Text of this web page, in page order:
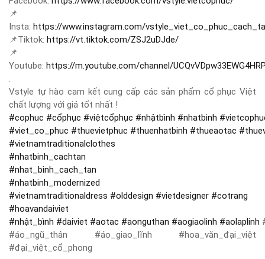
📌
Insta: https://www.instagram.com/
📌Tiktok: https://vt.tiktok.com/ZSJ2uDJde/
📌
Youtube: https://m.youtube.com/channel/
.
Vstyle tự hào cam kết cung cấp các sản phẩm cổ phục Việt
chất lượng với giá tốt nhất !
#cophuc #cổphục #việtcổphục #nhậtbình #nhatbinh #
#viet_co_phuc #thuevietphuc #thuenhatbinh #thueaotac #
#vietnamtraditionalclothes
#nhatbinh_cachtan
#nhat_binh_cach_tan
#nhatbinh_modernized
#vietnamtraditionaldress #olddesign #vietdesigner #cotrang
#hoavandaiviet
#nhật_bình #daiviet #aotac #aonguthan #aogiaolinh #aolaplinh
#áo_ngũ_thân #áo_giao_lĩnh #hoa_văn_đại_việt
#đại_việt_cổ_phong